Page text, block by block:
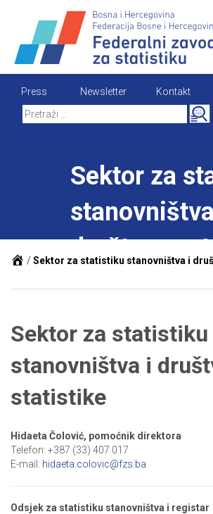
content
Press Newsletter
Kontakt
for:
Sektor za
društvene
/ Sektor za statistiku stanovništva i
Sektor za statistiku
stanovništva i
statistike
Hidaeta Čolović, pomoćnik direktora
Telefon: +387 (33) 407 017
E-mail: hidaeta.colovic@fzs.ba
Odsjek za statistiku stanovništva i registar